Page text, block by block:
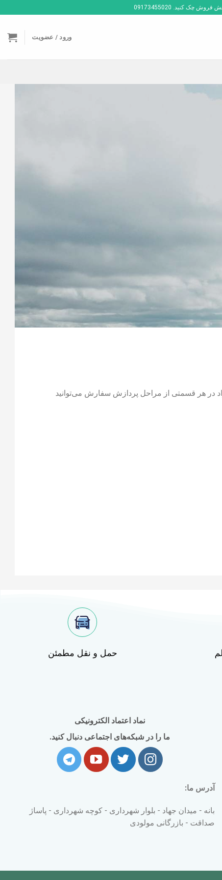
کنید. 09173455020
ورود / عضویت
در هر قسمتی از مراحل پردازش سفارش می‌توانید
حمل و نقل مطمئن
نماد اعتماد الکترونیکی
ما را در شبکه‌های اجتماعی دنبال کنید.
آدرس ما:
بانه - میدان جهاد - بلوار شهرداری - کوچه شهرداری - پاساژ
صداقت - بازرگانی مولودی